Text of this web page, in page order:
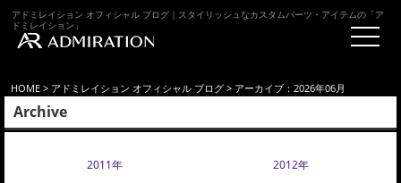
アドミレイション オフィシャル ブログ｜スタイリッシュなカスタムパーツ・アイテムの「ア
ドミレイション」
HOME > アドミレイション オフィシャル ブログ > アーカイブ：2026年06月
Archive
2011年
2012年